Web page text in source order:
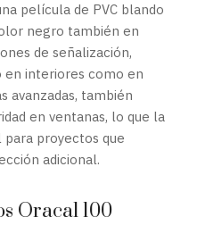
película de PVC blando
negro también en
de señalización,
interiores como en
avanzadas, también
en ventanas, lo que la
proyectos que
adicional.
Oracal 100